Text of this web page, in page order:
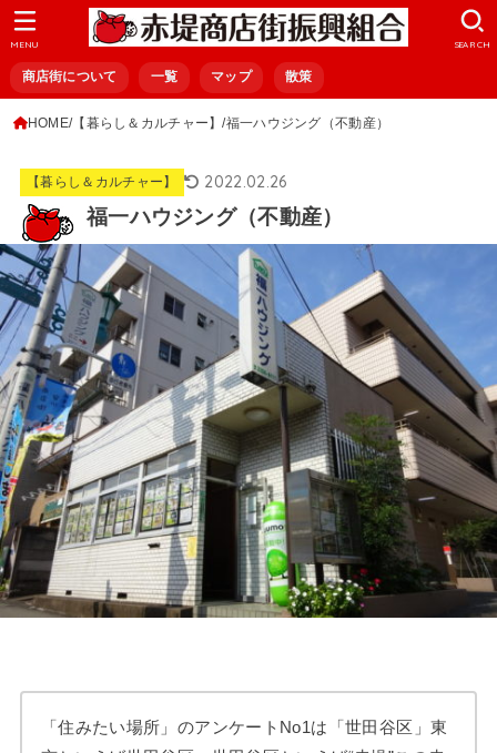
商店街について 一覧 マップ 散策
SEARCH
MENU
HOME 【暮らし＆カルチャー】 福一ハウジング（不動産）
【暮らし＆カルチャー】 2022.02.26
福一ハウジング（不動産）
「住みたい場所」のアンケートNo1は「世田谷区」東